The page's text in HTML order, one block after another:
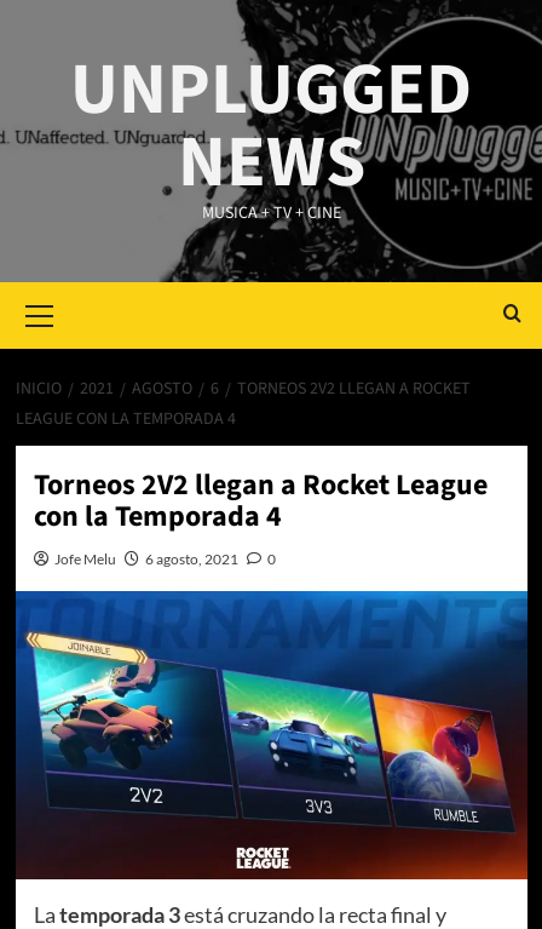
UNPLUGGED
NEWS
MUSICA + TV + CINE
Menu
INICIO 2021 AGOSTO 6
TORNEOS 2V2 LLEGAN A ROCKET
LEAGUE CON LA TEMPORADA 4
Torneos 2V2 llegan a Rocket League
con la Temporada 4
Jofe Melu 6 agosto, 2021 0
Latemporada 3está cruzando la recta final y